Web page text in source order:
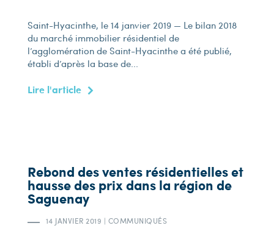
Saint-Hyacinthe, le 14 janvier 2019 — Le bilan 2018
du marché immobilier résidentiel de
l’agglomération de Saint-Hyacinthe a été publié,
établi d’après la base de...
Lire l'article
Rebond des ventes résidentielles et
hausse des prix dans la région de
Saguenay
14 JANVIER 2019 | COMMUNIQUÉS